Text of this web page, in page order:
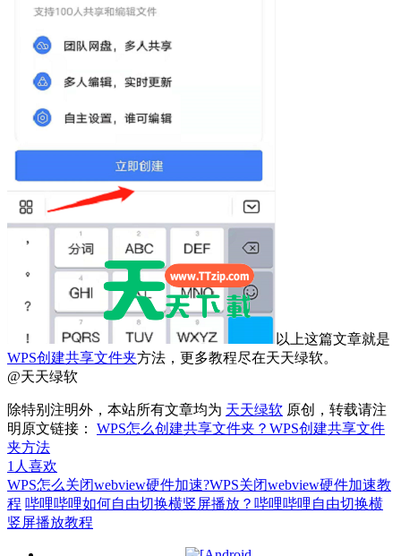
以上这篇文章就是
WPS创建共享文件夹方法，更多教程尽在天天绿软。
@天天绿软
除特别注明外，本站所有文章均为 天天绿软 原创，转载请注
明原文链接： WPS怎么创建共享文件夹？WPS创建共享文件
夹方法
1 人喜欢
WPS怎么关闭webview硬件加速?WPS关闭webview硬件加速教
程 哔哩哔哩如何自由切换横竖屏播放？哔哩哔哩自由切换横
竖屏播放教程